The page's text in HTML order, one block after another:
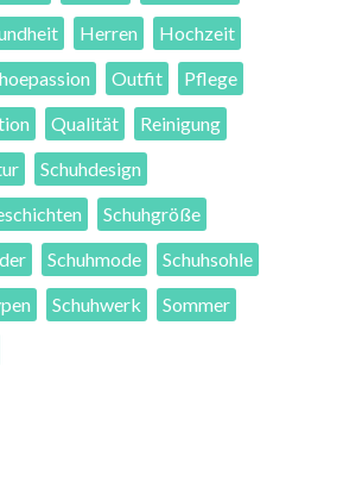
Herren
Hochzeit
Outfit
Pflege
Qualität
Reinigung
Schuhdesign
Schuhgröße
Schuhmode
Schuhsohle
Schuhwerk
Sommer